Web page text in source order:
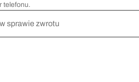
telefonu.
sprawie zwrotu